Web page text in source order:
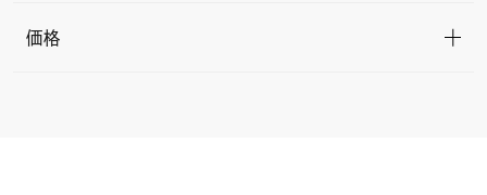
価格